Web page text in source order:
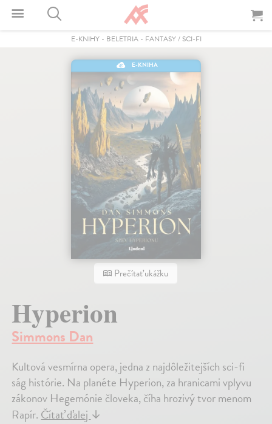
E-KNIHY- BELETRIA- FANTASY / SCI-FI
E-KNIHA
Prečítať ukážku
Hyperion
Simmons Dan
Kultová vesmírna opera, jedna z najdôležitejších sci-fi
ság histórie. Na planéte Hyperion, za hranicami vplyvu
zákonov Hegemónie človeka, číha hrozivý tvor menom
Rapír. Čítať ďalej ↓